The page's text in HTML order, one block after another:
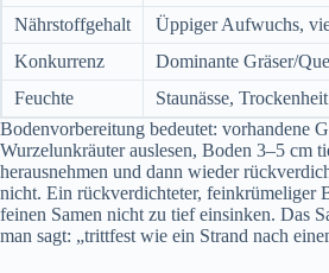
Nährstoffgehalt
Üppiger Aufwuchs,
Konkurrenz
Dominante Gräser/
Feuchte
Staunässe, Trockenheit
Bodenvorbereitung bedeutet: vorhandene
Wurzelunkräuter auslesen, Boden 3–5 cm
herausnehmen und dann wieder
nicht. Ein rückverdichteter, feinkrümeliger
feinen Samen nicht zu tief einsinken. Das
man sagt: „trittfest wie ein Strand nach